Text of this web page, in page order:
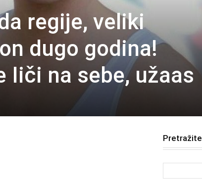
regije, veliki
dugo godina!
Iiči na sebe, užaas
Pretražite